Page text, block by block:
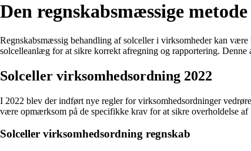
Den regnskabsmæssige metode
Regnskabsmæssig behandling af solceller i virksomheder kan
solcelleanlæg for at sikre korrekt afregning og rapportering.
Solceller virksomhedsordning 2022
I 2022 blev der indført nye regler for virksomhedsordninger
være opmærksom på de specifikke krav for at sikre overholdelse
Solceller virksomhedsordning regnskab